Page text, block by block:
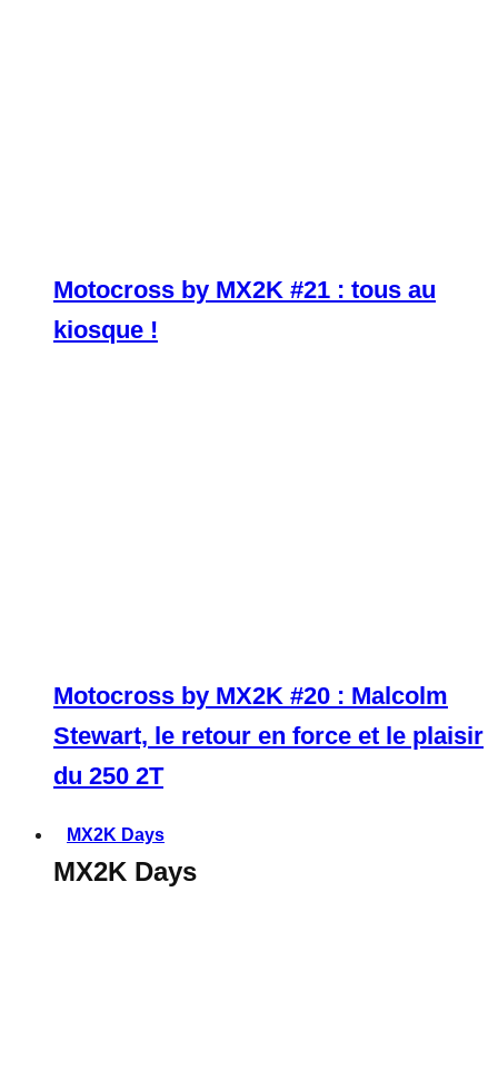
Motocross by MX2K #21 : tous au
kiosque !
Motocross by MX2K #20 : Malcolm
Stewart, le retour en force et le plaisir
du 250 2T
MX2K Days
MX2K Days